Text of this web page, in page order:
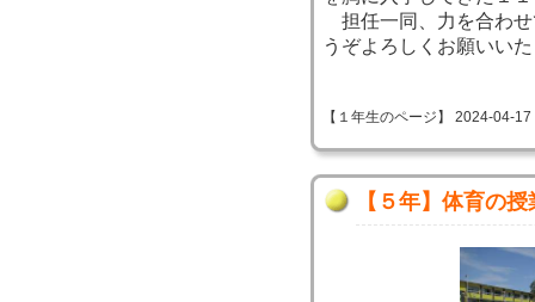
担任一同、力を合わせ
うぞよろしくお願いい
【１年生のページ】 2024-04-
【５年】体育の授